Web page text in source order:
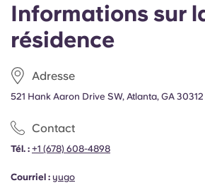
French
Informations sur
résidence
Adresse
521 Hank Aaron Drive SW, Atlanta, GA 30312
Contact
Tél. : +1 (678) 608-4898
Courriel : yugo